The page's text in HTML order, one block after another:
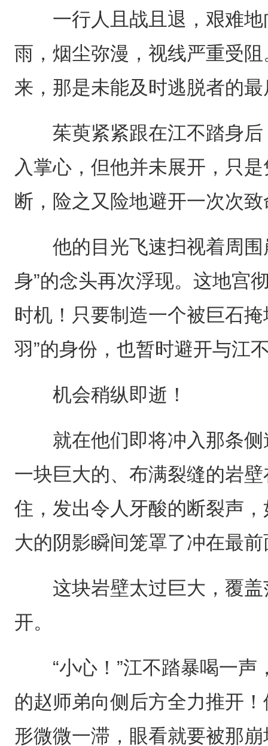
一行人且战且退，艰难地
雨，烟尘弥漫，视线严重受
来，那是未能及时逃脱者的
茱萸紧紧跟在江不踏身后
入掌心，但他并未展开，只
断，险之又险地避开一次次
他的目光飞速扫视着周围
身”的念头再次浮现。这地宫
时机！只要制造一个被巨石
羽”的身份，也暂时避开与江
机会稍纵即逝！
就在他们即将冲入那条侧
一块巨大的、布满裂缝的岩
住，发出令人牙酸的断裂声
大的阴影瞬间笼罩了冲在最
这块岩壁太过巨大，覆盖
开。
“小心！”江不踏暴喝一声
的赵师弟向侧后方全力推开
形微微一滞，眼看就要被那